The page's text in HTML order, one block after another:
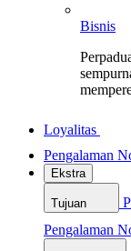
Bisnis
Loyalitas
Pengalaman
Ekstra
Tujuan
Pengalaman